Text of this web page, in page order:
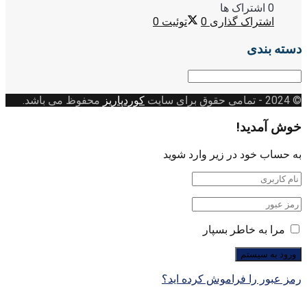
0 اشتراک ها
اشتراک گذاری 0 توئیت 0
دسته بندی
© 2024
- تمامی حقوق برای سایت کوردپاریز محفوظ می باشد.
خوش آمدید!
به حساب خود در زیر وارد شوید
مرا به خاطر بسپار
رمز عبور را فراموش کرده اید؟